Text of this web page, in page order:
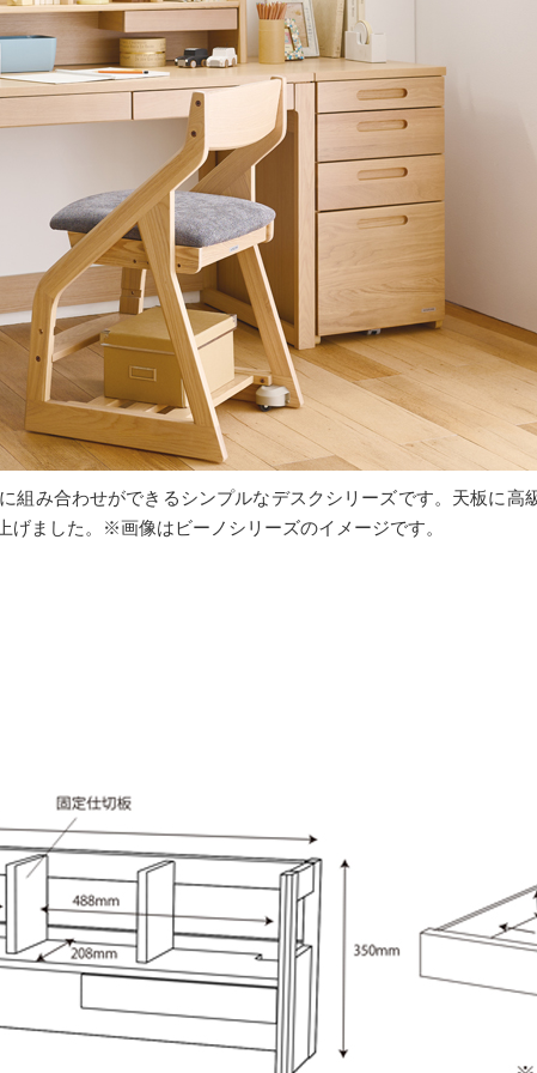
組み合わせができるシンプルなデスクシリーズです。天板に高
げました。※画像はビーノシリーズのイメージです。